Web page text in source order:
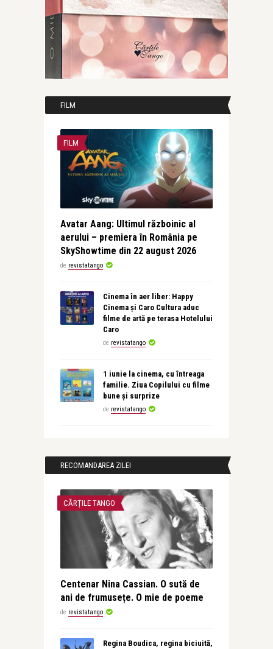
FILM
FILM
Avatar Aang: Ultimul războinic al
aerului – premiera în România pe
SkyShowtime din 22 august 2026
de revistatango
Cinema în aer liber: Happy
Cinema și Caro Cultura aduc
filme de artă pe terasa Hotelului
Caro
de revistatango
1 iunie la cinema, cu întreaga
familie. Ziua Copilului cu filme
bune și surprize
de revistatango
RECOMANDAREA ZILEI
CĂRȚILE TANGO
Centenar Nina Cassian. O sută de
ani de frumusețe. O mie de poeme
de revistatango
Regina Boudica, regina biciuită,